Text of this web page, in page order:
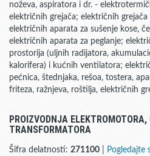
noževa, aspiratora i dr. -
električnih grejača; električnih
električnih aparata za sušenje kose,
električnih aparata za peglanje;
prostorija (uljnih radijatora,
kalorifera) i kućnih ventilatora;
pećnica, štednjaka, rešoa, tostera,
friteza, ražnjeva, roštilja, električnih
PROIZVODNJA ELEKTROMOTORA,
TRANSFORMATORA
Šifra delatnosti: 271100 Pogledajte